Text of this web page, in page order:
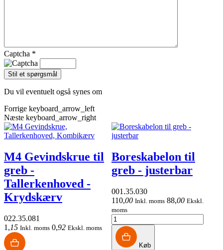
Captcha *
Du vil eventuelt også synes om
Forrige keyboard_arrow_left
Næste keyboard_arrow_right
M4 Gevindskrue til
greb -
Tallerkenhoved -
Krydskærv
022.35.081
1 ,15 Inkl. moms 0,92 Ekskl. moms
Boreskabelon til
greb - justerbar
001.35.030
110,00 Inkl. moms 88,00 Ekskl.
moms
Køb